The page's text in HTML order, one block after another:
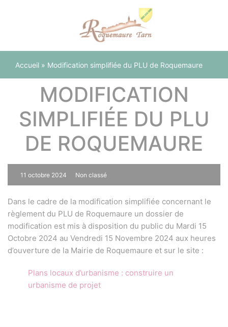
Accueil » Modification simplifiée du PLU de Roquemaure
MODIFICATION
SIMPLIFIÉE DU PLU
DE ROQUEMAURE
11 octobre 2024 Non classé
Dans le cadre de la modification simplifiée concernant le
règlement du PLU de Roquemaure un dossier de
modification est mis à disposition du public du Mardi 15
Octobre 2024 au Vendredi 15 Novembre 2024 aux heures
d’ouverture de la Mairie de Roquemaure et sur le site :
Plans locaux d’urbanisme : construire un
urbanisme de projet